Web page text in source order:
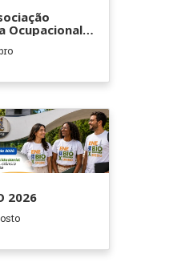
Ocupacional
e
2026